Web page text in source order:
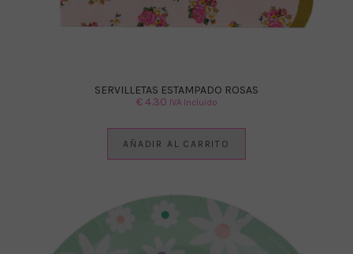
SERVILLETAS ESTAMPADO ROSAS
€4.30 IVA Incluido
AÑADIR AL CARRITO